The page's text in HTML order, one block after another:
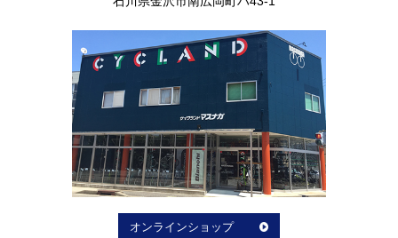
オンラインショップ